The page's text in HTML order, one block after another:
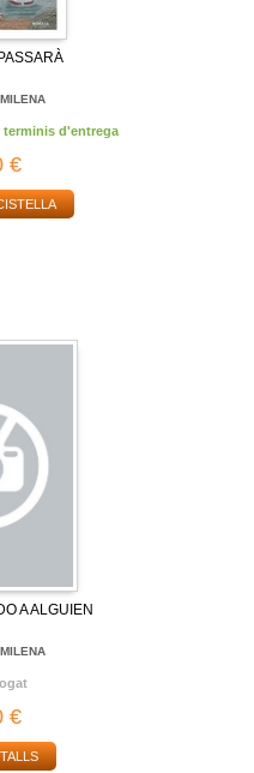
terminis d'entrega
€
A ALGUIEN
€